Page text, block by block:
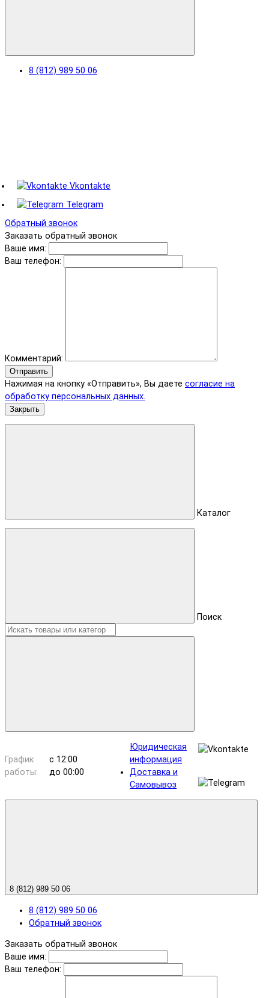
8 (812) 989 50 06
Vkontakte
Telegram
Обратный звонок
Заказать обратный звонок
Ваше имя:
Ваш телефон:
Комментарий:
Отправить
Нажимая на кнопку «Отправить», Вы даете согласие на
обработку персональных данных.
Закрыть
Каталог
Поиск
График
работы:
с 12:00
до 00:00
Юридическая
информация
Доставка и
Самовывоз
8 (812) 989 50 06
8 (812) 989 50 06
Обратный звонок
Заказать обратный звонок
Ваше имя:
Ваш телефон: